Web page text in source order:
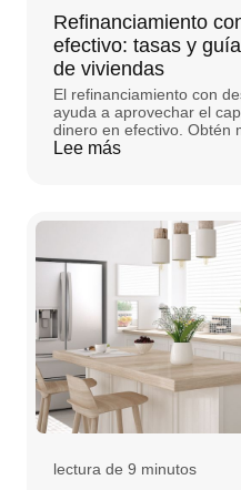
Refinanciamiento
efectivo: tasas y
de viviendas
El refinanciamiento con
ayuda a aprovechar el
dinero en efectivo. Obtén
Lee más
lectura de 9 minutos